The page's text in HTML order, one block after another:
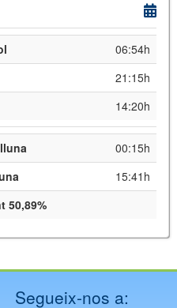
06:54h
21:15h
14:20h
00:15h
15:41h
50,89%
Segueix-nos a: